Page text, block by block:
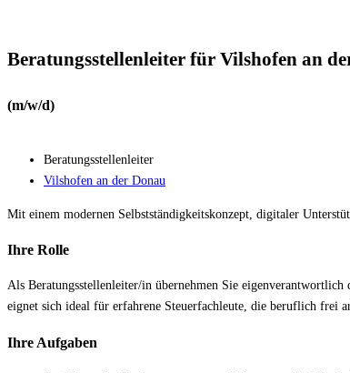
Beratungsstellenleiter für Vilshofen an
(m/w/d)
Beratungsstellenleiter
Vilshofen an der Donau
Mit einem modernen Selbstständigkeitskonzept, digitaler
Ihre Rolle
Als Beratungsstellenleiter/in übernehmen Sie
eignet sich ideal für erfahrene Steuerfachleute, die beruflich frei
Ihre Aufgaben